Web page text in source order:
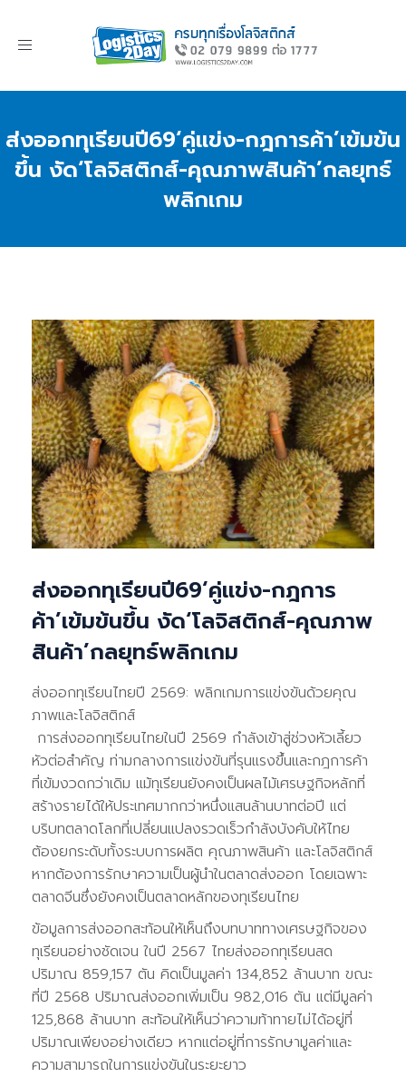
Toggle
ส่งออกทุเรียนปี69‘คู่แข่ง-กฎการค้า’เข้มข้น
ขึ้น งัด‘โลจิสติกส์-คุณภาพสินค้า’กลยุทธ์
พลิกเกม
ส่งออกทุเรียนปี69‘คู่แข่ง-กฎการ
ค้า’เข้มข้นขึ้น งัด‘โลจิสติกส์-คุณภาพ
สินค้า’กลยุทธ์พลิกเกม
ส่งออกทุเรียนไทยปี 2569: พลิกเกมการแข่งขันด้วยคุณ
ภาพและโลจิสติกส์
การส่งออกทุเรียนไทยในปี 2569 กำลังเข้าสู่ช่วงหัวเลี้ยว
หัวต่อสำคัญ ท่ามกลางการแข่งขันที่รุนแรงขึ้นและกฎการค้า
ที่เข้มงวดกว่าเดิม แม้ทุเรียนยังคงเป็นผลไม้เศรษฐกิจหลักที่
สร้างรายได้ให้ประเทศมากกว่าหนึ่งแสนล้านบาทต่อปี แต่
บริบทตลาดโลกที่เปลี่ยนแปลงรวดเร็วกำลังบังคับให้ไทย
ต้องยกระดับทั้งระบบการผลิต คุณภาพสินค้า และโลจิสติกส์
หากต้องการรักษาความเป็นผู้นำในตลาดส่งออก โดยเฉพาะ
ตลาดจีนซึ่งยังคงเป็นตลาดหลักของทุเรียนไทย
ข้อมูลการส่งออกสะท้อนให้เห็นถึงบทบาททางเศรษฐกิจของ
ทุเรียนอย่างชัดเจน ในปี 2567 ไทยส่งออกทุเรียนสด
ปริมาณ 859,157 ตัน คิดเป็นมูลค่า 134,852 ล้านบาท ขณะ
ที่ปี 2568 ปริมาณส่งออกเพิ่มเป็น 982,016 ตัน แต่มีมูลค่า
125,868 ล้านบาท สะท้อนให้เห็นว่าความท้าทายไม่ได้อยู่ที่
ปริมาณเพียงอย่างเดียว หากแต่อยู่ที่การรักษามูลค่าและ
ความสามารถในการแข่งขันในระยะยาว